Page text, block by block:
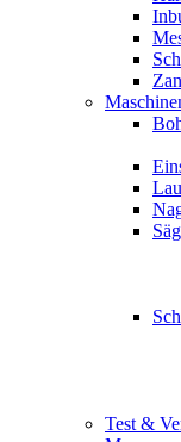
Test &